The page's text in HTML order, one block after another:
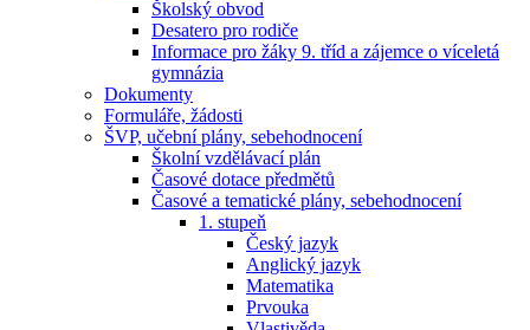
Školský obvod
Desatero pro rodiče
Informace pro žáky 9. tříd a zájemce o víceletá
gymnázia
Dokumenty
Formuláře, žádosti
ŠVP, učební plány, sebehodnocení
Školní vzdělávací plán
Časové dotace předmětů
Časové a tematické plány, sebehodnocení
1. stupeň
Český jazyk
Anglický jazyk
Matematika
Prvouka